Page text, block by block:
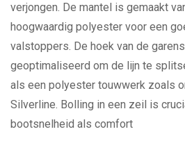
verjongen. De mantel is gemaakt
hoogwaardig polyester voor een
valstoppers. De hoek van de
geoptimaliseerd om de lijn te
als een polyester touwwerk zoals
Silverline. Bolling in een zeil is
bootsnelheid als comfort